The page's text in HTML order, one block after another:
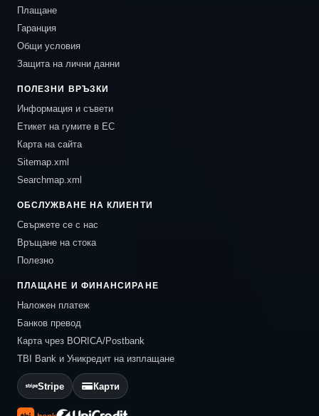
Плащане
Гаранция
Общи условия
Защита на лични данни
ПОЛЕЗНИ ВРЪЗКИ
Информация и съвети
Етикет на гумите в ЕС
Карта на сайта
Sitemap.xml
Searchmap.xml
ОБСЛУЖВАНЕ НА КЛИЕНТИ
Свържете се с нас
Връщане на стока
Полезно
ПЛАЩАНЕ И ФИНАНСИРАНЕ
Наложен платеж
Банков превод
Карта чрез BORICA/Postbank
TBI Bank и Уникредит на изплащане
Stripe Карти